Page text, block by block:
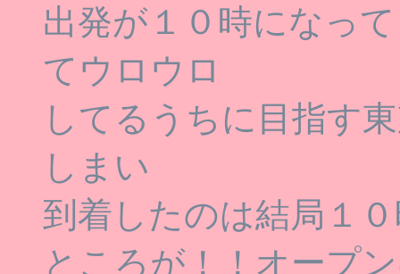
出発が１０時になっ
てウロウロ
してるうちに目指す
しまい
到着したのは結局１
ところが！！オープ